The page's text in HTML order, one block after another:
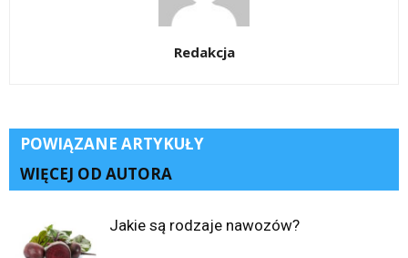
Redakcja
POWIĄZANE ARTYKUŁY
WIĘCEJ OD AUTORA
Jakie są rodzaje nawozów?